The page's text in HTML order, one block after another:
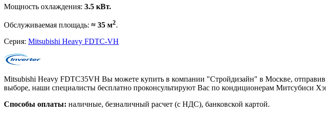
Мощность охлаждения: 3.5 кВт.
Обслуживаемая площадь: ≈ 35 м2.
Серия: Mitsubishi Heavy FDTC-VH
Mitsubishi Heavy FDTC35VH Вы можете купить в компании "Стройдизайн" в Москве, отправив
выборе, наши специалисты бесплатно проконсультируют Вас по кондиционерам Митсубиси
Способы оплаты: наличные, безналичный расчет (с НДС), банковской картой.